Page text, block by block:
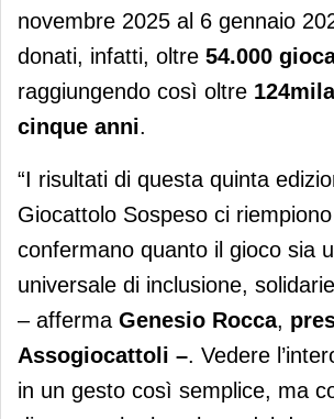
novembre 2025 al 6 gennaio
donati, infatti, oltre 54.000
raggiungendo così oltre
cinque anni.
“I risultati di questa quinta
Giocattolo Sospeso ci
confermano quanto il gioco sia
universale di inclusione,
– afferma Genesio Rocca,
Assogiocattoli –. Vedere
in un gesto così semplice, ma